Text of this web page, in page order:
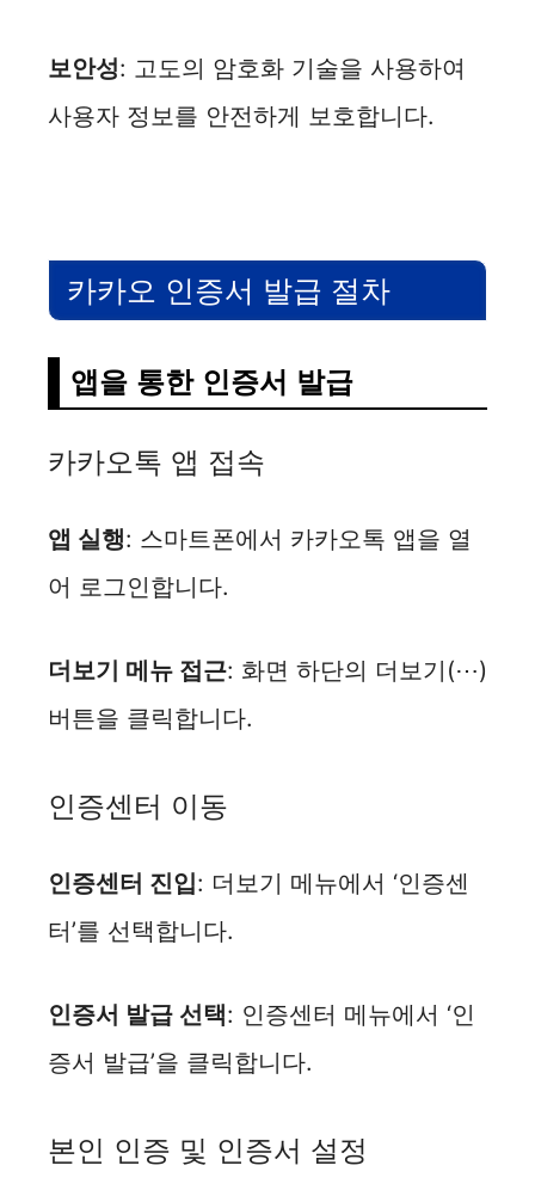
보안성: 고도의 암호화 기술을 사용하여
사용자 정보를 안전하게 보호합니다.
카카오 인증서 발급 절차
앱을 통한 인증서 발급
카카오톡 앱 접속
앱 실행: 스마트폰에서 카카오톡 앱을 열
어 로그인합니다.
더보기 메뉴 접근: 화면 하단의 더보기(⋯)
버튼을 클릭합니다.
인증센터 이동
인증센터 진입: 더보기 메뉴에서 ‘인증센
터’를 선택합니다.
인증서 발급 선택: 인증센터 메뉴에서 ‘인
증서 발급’을 클릭합니다.
본인 인증 및 인증서 설정